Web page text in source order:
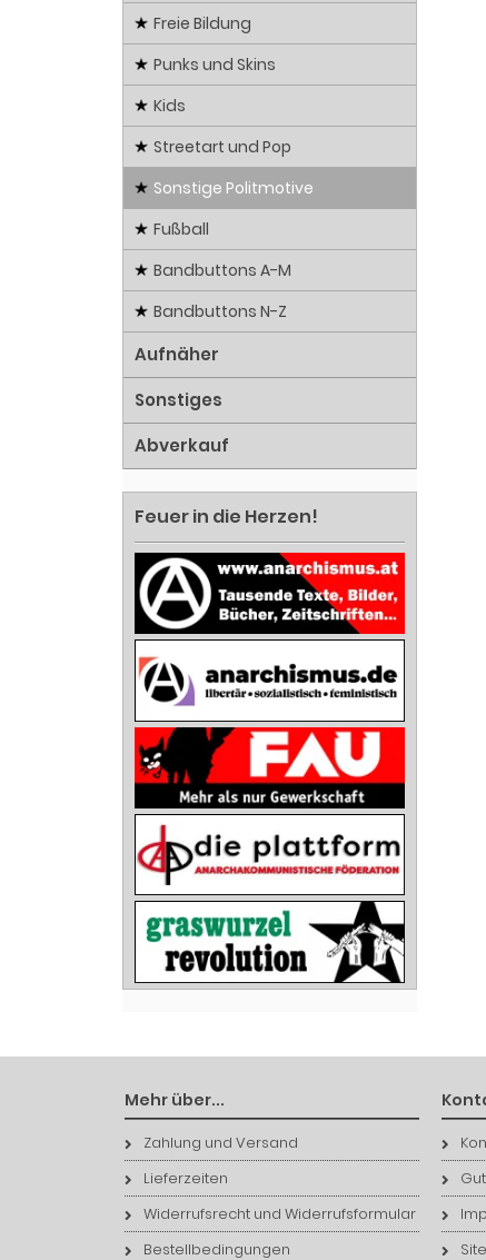
Freie Bildung
Punks und Skins
Kids
Streetart und Pop
Sonstige Politmotive
Fußball
Bandbuttons A-M
Bandbuttons N-Z
Aufnäher
Sonstiges
Abverkauf
Feuer in die Herzen!
Mehr über...
Zahlung und Versand
Lieferzeiten
Widerrufsrecht und Widerrufsformular
Bestellbedingungen